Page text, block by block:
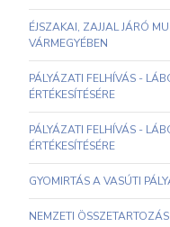
ÉJSZAKAI, ZAJJAL JÁRÓ
VÁRMEGYÉBEN
PÁLYÁZATI FELHÍVÁS -
ÉRTÉKESÍTÉSÉRE
PÁLYÁZATI FELHÍVÁS -
ÉRTÉKESÍTÉSÉRE
GYOMIRTÁS A VASÚTI
NEMZETI